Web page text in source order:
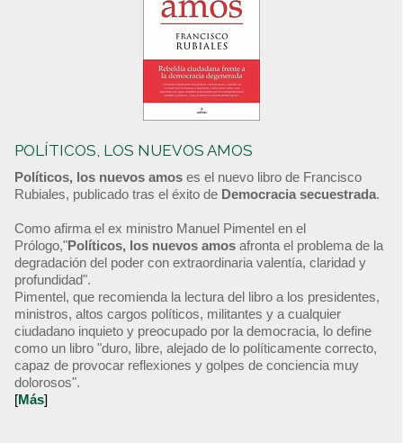
POLÍTICOS, LOS NUEVOS AMOS
Políticos, los nuevos amos es el nuevo libro de Francisco
Rubiales, publicado tras el éxito de Democracia secuestrada.
Como afirma el ex ministro Manuel Pimentel en el
Prólogo,"Políticos, los nuevos amos afronta el problema de la
degradación del poder con extraordinaria valentía, claridad y
profundidad".
Pimentel, que recomienda la lectura del libro a los presidentes,
ministros, altos cargos políticos, militantes y a cualquier
ciudadano inquieto y preocupado por la democracia, lo define
como un libro "duro, libre, alejado de lo políticamente correcto,
capaz de provocar reflexiones y golpes de conciencia muy
dolorosos".
[Más]